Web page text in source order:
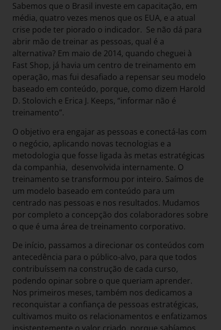
Sabemos que o Brasil investe em capacitação, em
média, quatro vezes menos que os EUA, e a atual
crise pode ter piorado o indicador. Se não dá para
abrir mão de treinar as pessoas, qual é a
alternativa? Em maio de 2014, quando cheguei à
Fast Shop, já havia um centro de treinamento em
operação, mas fui desafiado a repensar seu modelo
baseado em conteúdo, porque, como dizem Harold
D. Stolovich e Erica J. Keeps, “informar não é
treinamento”.
O objetivo era engajar as pessoas e conectá-las com
o negócio, aplicando novas tecnologias e a
metodologia que fosse ligada às metas estratégicas
da companhia, desenvolvida internamente. O
treinamento se transformou por inteiro. Saímos de
um modelo baseado em conteúdo para um
centrado nas pessoas e nos resultados. Mudamos
por completo a concepção dos colaboradores sobre
o que é uma área de treinamento corporativo.
De início, passamos a direcionar os conteúdos com
antecedência para o público-alvo, para que todos
contribuíssem na construção de cada curso,
podendo opinar sobre o que queriam aprender.
Nos primeiros meses, também nos dedicamos a
reconquistar a confiança de pessoas estratégicas,
cultivamos muito os relacionamentos e enfatizamos